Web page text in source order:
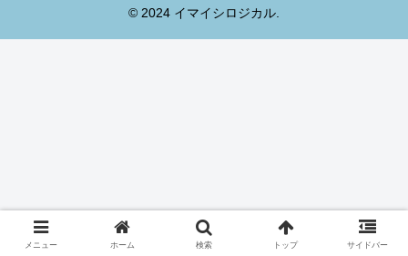
© 2024 イマイシロジカル.
メニュー ホーム 検索 トップ サイドバー